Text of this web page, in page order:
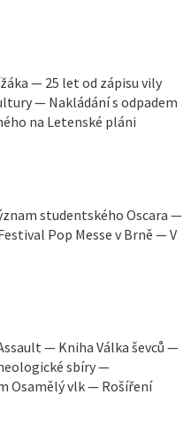
— 25 let od zápisu vily
— Nakládání s odpadem
na Letenské pláni
studentského Oscara —
Pop Messe v Brně — V
— Kniha Válka ševců —
sbíry —
Osamělý vlk — Rošíření